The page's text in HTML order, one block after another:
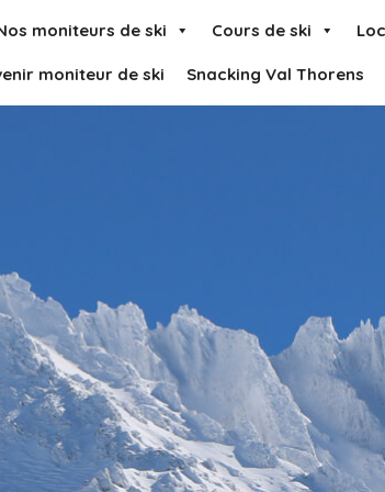
moniteurs de ski Cours de ski
moniteur de ski Snacking Val Thorens